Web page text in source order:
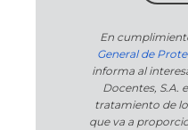
En
General de
informa al
Docentes, S.A.
tratamiento de
que va a